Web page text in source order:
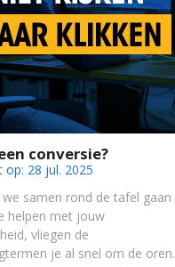
conversie?
op: 28 jul. 2025
samen rond de tafel gaan
helpen met jouw
vliegen de
je al snel om de oren.